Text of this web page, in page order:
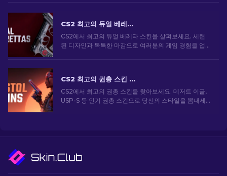
CS2 최고의 듀얼 베레타 스킨 [2026]
CS2에서 최고의 듀얼 베레타 스킨을 살펴보세요. 세련
된 디자인과 독특한 마감으로 여러분의 게임 경험을 업
CS2 최고의 권총 스킨 [2026]
CS2에서 최고의 권총 스킨을 찾아보세요. 데저트 이글,
USP-S 등 인기 권총 스킨으로 당신의 스타일을 뽐내세